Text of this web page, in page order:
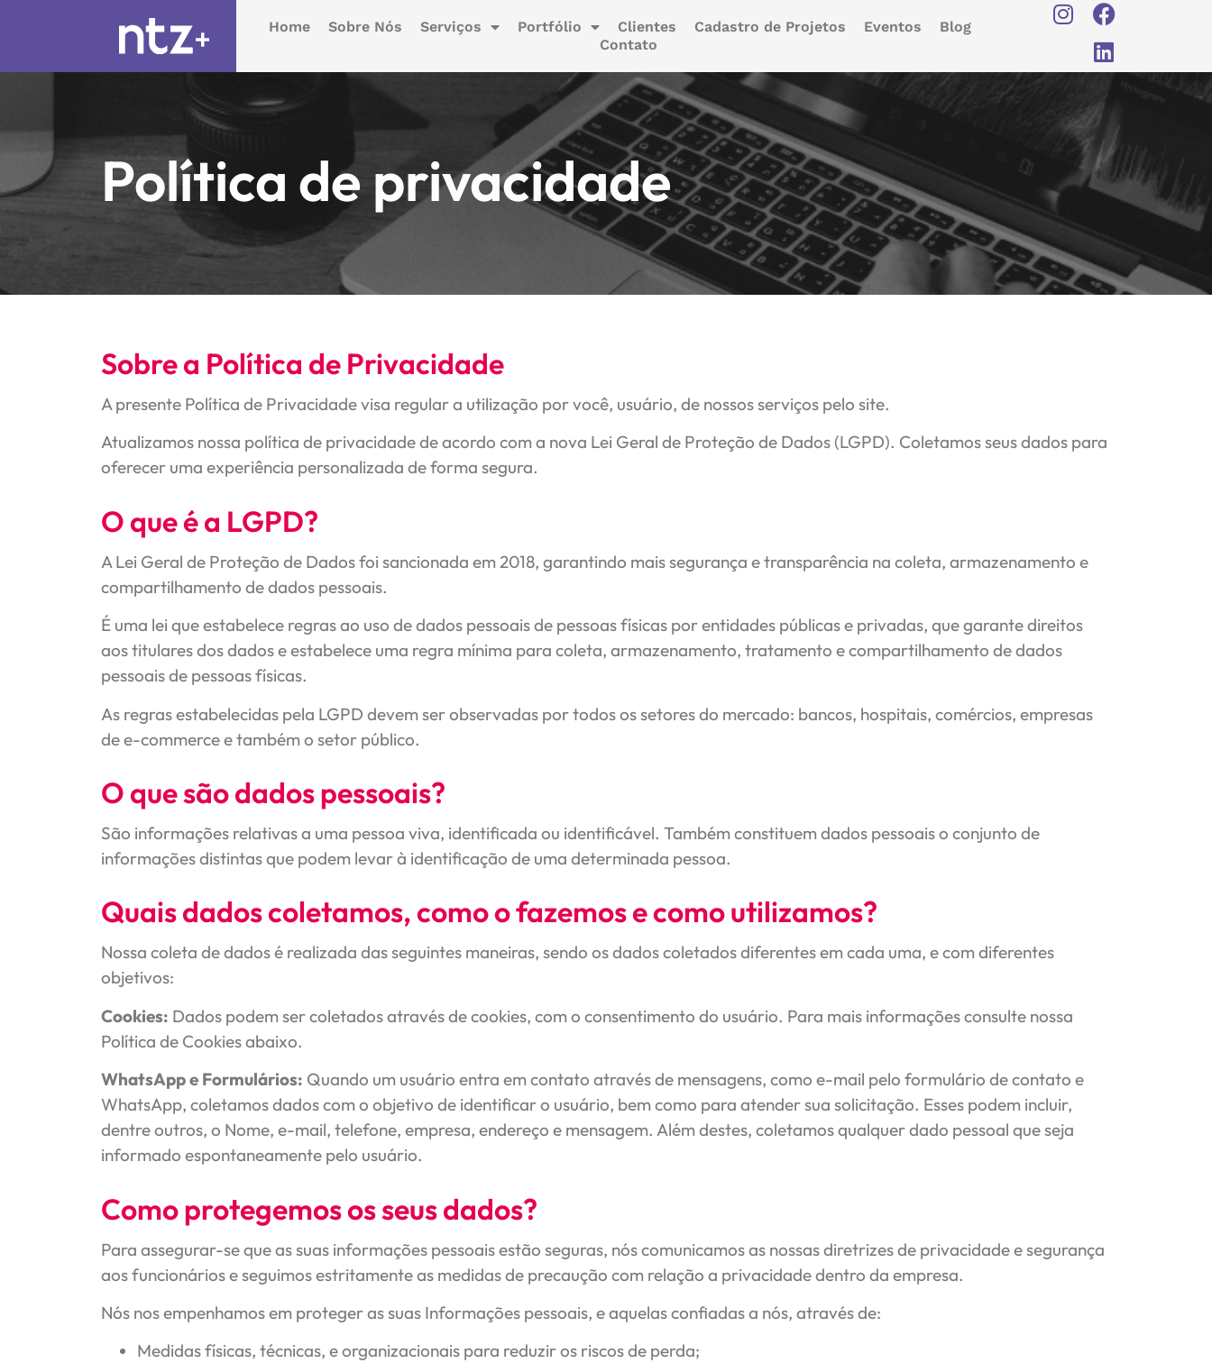
Home Sobre Nós Serviços Portfólio Clientes Cadastro de Projetos Eventos
Blog
Contato
Política de privacidade
Sobre a Política de Privacidade
A presente Política de Privacidade visa regular a utilização por você, usuário, de nossos serviços pelo site.
Atualizamos nossa política de privacidade de acordo com a nova Lei Geral de Proteção de Dados (LGPD). Coletamos seus dados para
oferecer uma experiência personalizada de forma segura.
O que é a LGPD?
A Lei Geral de Proteção de Dados foi sancionada em 2018, garantindo mais segurança e transparência na coleta, armazenamento e
compartilhamento de dados pessoais.
É uma lei que estabelece regras ao uso de dados pessoais de pessoas físicas por entidades públicas e privadas, que garante direitos
aos titulares dos dados e estabelece uma regra mínima para coleta, armazenamento, tratamento e compartilhamento de dados
pessoais de pessoas físicas.
As regras estabelecidas pela LGPD devem ser observadas por todos os setores do mercado: bancos, hospitais, comércios, empresas
de e-commerce e também o setor público.
O que são dados pessoais?
São informações relativas a uma pessoa viva, identificada ou identificável. Também constituem dados pessoais o conjunto de
informações distintas que podem levar à identificação de uma determinada pessoa.
Quais dados coletamos, como o fazemos e como utilizamos?
Nossa coleta de dados é realizada das seguintes maneiras, sendo os dados coletados diferentes em cada uma, e com diferentes
objetivos:
Cookies: Dados podem ser coletados através de cookies, com o consentimento do usuário. Para mais informações consulte nossa
Política de Cookies abaixo.
WhatsApp e Formulários: Quando um usuário entra em contato através de mensagens, como e-mail pelo formulário de contato e
WhatsApp, coletamos dados com o objetivo de identificar o usuário, bem como para atender sua solicitação. Esses podem incluir,
dentre outros, o Nome, e-mail, telefone, empresa, endereço e mensagem. Além destes, coletamos qualquer dado pessoal que seja
informado espontaneamente pelo usuário.
Como protegemos os seus dados?
Para assegurar-se que as suas informações pessoais estão seguras, nós comunicamos as nossas diretrizes de privacidade e segurança
aos funcionários e seguimos estritamente as medidas de precaução com relação a privacidade dentro da empresa.
Nós nos empenhamos em proteger as suas Informações pessoais, e aquelas confiadas a nós, através de:
Medidas físicas, técnicas, e organizacionais para reduzir os riscos de perda;